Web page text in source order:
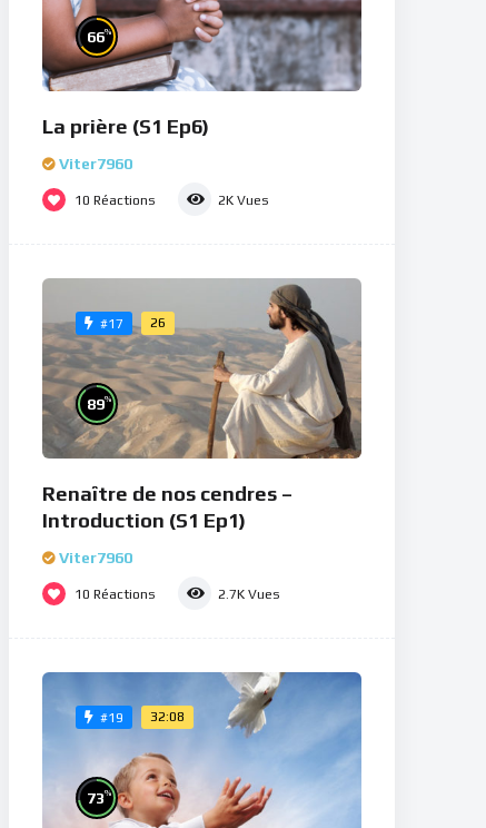
66%
La prière (S1 Ep6)
Viter7960
10 Réactions 2K Vues
#17 26
89%
Renaître de nos cendres –
Introduction (S1 Ep1)
Viter7960
10 Réactions 2.7K Vues
#19 32:08
73%